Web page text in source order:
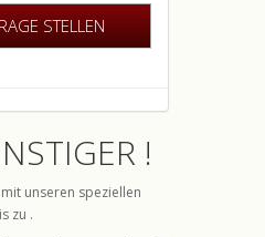
STELLEN
!
unseren speziellen
zu .